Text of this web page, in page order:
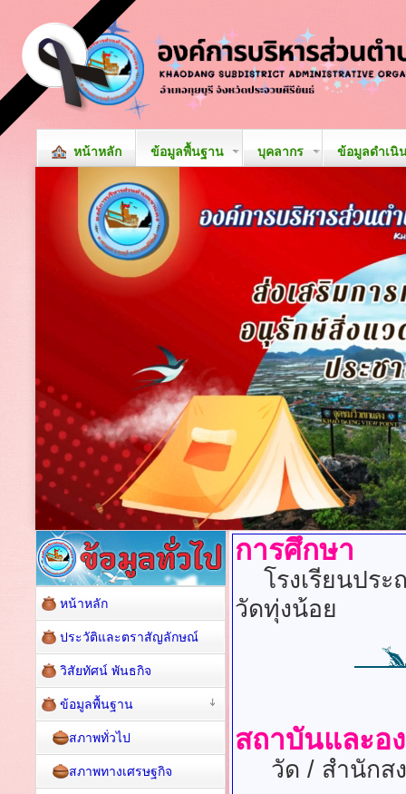
หน้าหลัก ข้อมูลพื้นฐาน บุคลากร ข้อมูลดำเนิ
การศึกษา
โรงเรียนประ
วัดทุ่งน้อย
สถาบันและอ
วัด / สำนักสง
หน้าหลัก
ประวัติและตราสัญลักษณ์
วิสัยทัศน์ พันธกิจ
ข้อมูลพื้นฐาน
สภาพทั่วไป
สภาพทางเศรษฐกิจ